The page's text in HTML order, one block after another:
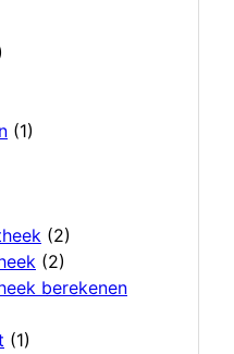
(1)
(2)
(2)
berekenen
(1)